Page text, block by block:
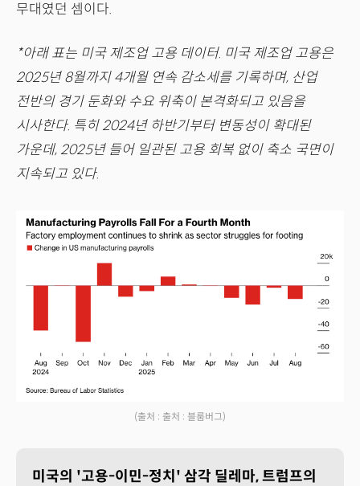
무대였던 셈이다.
*아래 표는 미국 제조업 고용 데이터. 미국 제조업 고용은
2025년 8월까지 4개월 연속 감소세를 기록하며, 산업
전반의 경기 둔화와 수요 위축이 본격화되고 있음을
시사한다. 특히 2024년 하반기부터 변동성이 확대된
가운데, 2025년 들어 일관된 고용 회복 없이 축소 국면이
지속되고 있다.
(출처 : 출처 : 블룸버그)
미국의 '고용-이민-정치' 삼각 딜레마, 트럼프의